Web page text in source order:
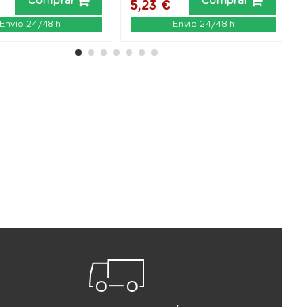
Envío 24/48 h
5,23 €
Envío 24/48 h